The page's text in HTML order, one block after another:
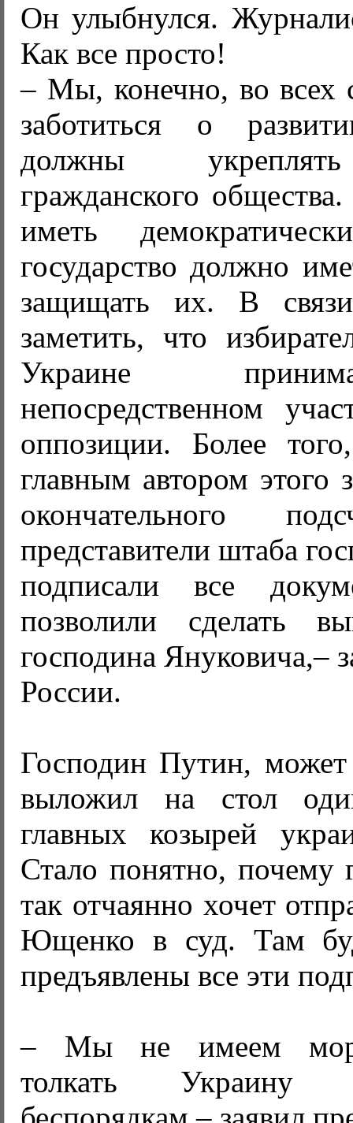
Он улыбнулся.
Как все просто!
– Мы, конечно, во всех
заботиться о
должны
гражданского
иметь
государство должно
защищать их. В
заметить, что
Украине
непосредственном
оппозиции. Более
главным автором этого
окончательного
представители штаба
подписали все
позволили сделать
господина Януковича,–
России.
Господин Путин,
выложил на стол
главных козырей
Стало понятно, почему
так отчаянно хочет
Ющенко в суд. Там
предъявлены все эти
– Мы не имеем
толкать